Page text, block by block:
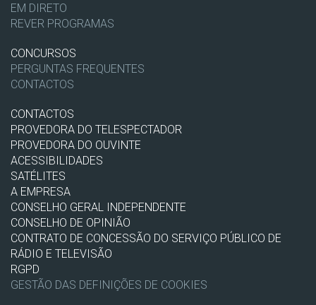
EM DIRETO
REVER PROGRAMAS
CONCURSOS
PERGUNTAS FREQUENTES
CONTACTOS
CONTACTOS
PROVEDORA DO TELESPECTADOR
PROVEDORA DO OUVINTE
ACESSIBILIDADES
SATÉLITES
A EMPRESA
CONSELHO GERAL INDEPENDENTE
CONSELHO DE OPINIÃO
CONTRATO DE CONCESSÃO DO SERVIÇO PÚBLICO DE
RÁDIO E TELEVISÃO
RGPD
GESTÃO DAS DEFINIÇÕES DE COOKIES